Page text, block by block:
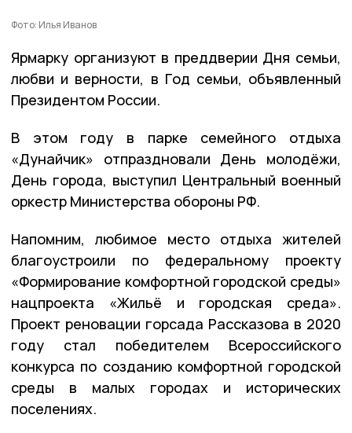
Фото: Илья Иванов
Ярмарку организуют в преддверии Дня семьи,
любви и верности, в Год семьи, объявленный
Президентом России.
В этом году в парке семейного отдыха
«Дунайчик» отпраздновали День молодёжи,
День города, выступил Центральный военный
оркестр Министерства обороны РФ.
Напомним, любимое место отдыха жителей
благоустроили по федеральному проекту
«Формирование комфортной городской среды»
нацпроекта «Жильё и городская среда».
Проект реновации горсада Рассказова в 2020
году стал победителем Всероссийского
конкурса по созданию комфортной городской
среды в малых городах и исторических
поселениях.